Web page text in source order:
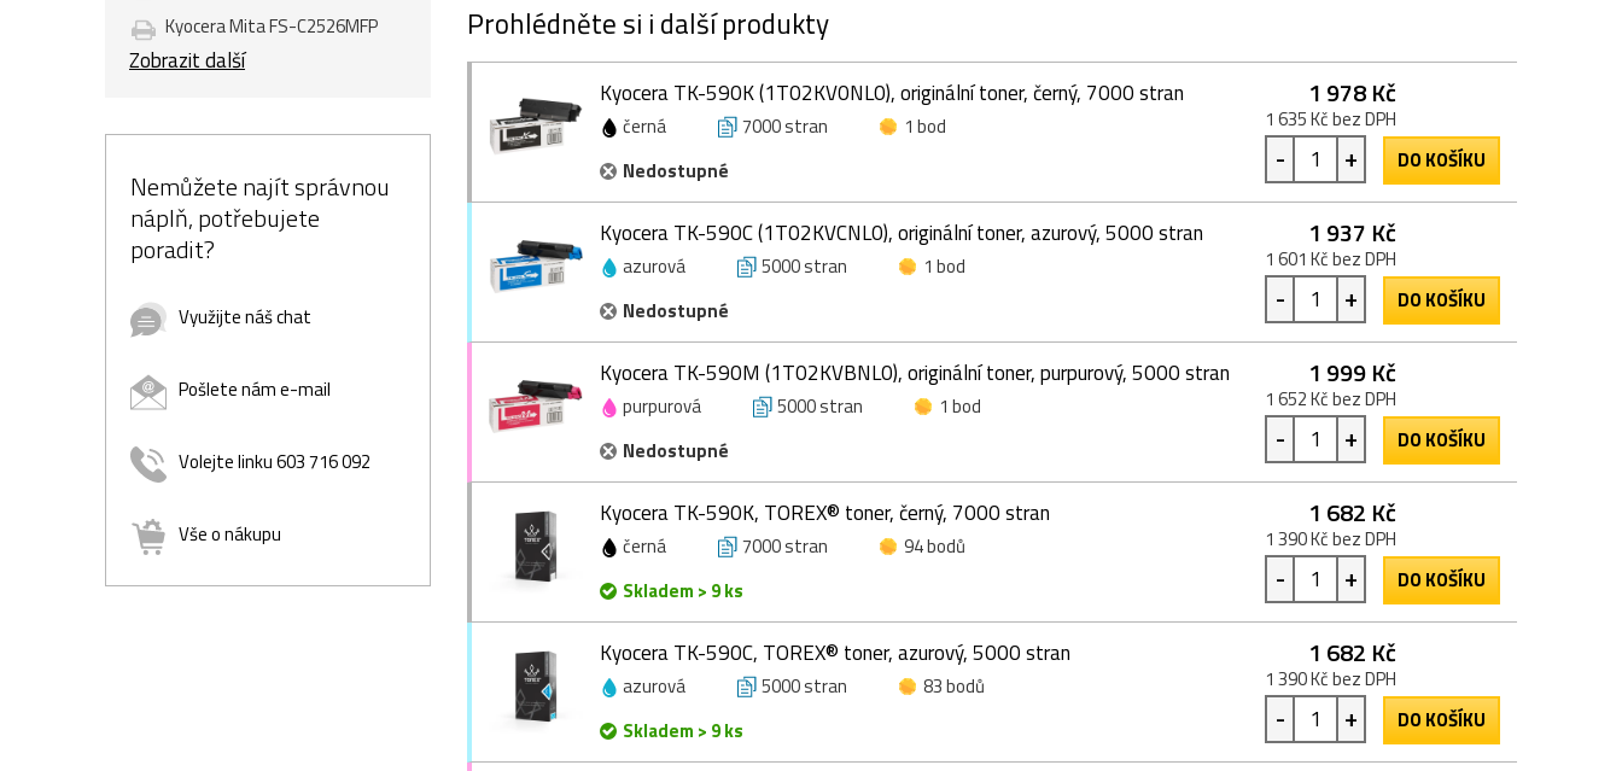
Kyocera Mita FS-C2526MFP
Zobrazit další
Nemůžete najít správnou
náplň, potřebujete
poradit?
Využijte náš chat
Pošlete nám e-mail
Volejte linku 603 716 092
Vše o nákupu
Prohlédněte si i další produkty
Kyocera TK-590K (1T02KV0NL0), originální toner, černý, 7000 stran
černá 7000 stran
1 bod
Nedostupné
1 978 Kč
1 635 Kč bez DPH
- + DO KOŠÍKU
Kyocera TK-590C (1T02KVCNL0), originální toner, azurový, 5000 stran
azurová 5000 stran
1 bod
Nedostupné
1 937 Kč
1 601 Kč bez DPH
- + DO KOŠÍKU
Kyocera TK-590M (1T02KVBNL0), originální toner, purpurový, 5000 stran
purpurová 5000 stran
1 bod
Nedostupné
1 999 Kč
1 652 Kč bez DPH
- + DO KOŠÍKU
Kyocera TK-590K, TOREX® toner, černý, 7000 stran
černá 7000 stran
94 bodů
Skladem > 9 ks
1 682 Kč
1 390 Kč bez DPH
- + DO KOŠÍKU
Kyocera TK-590C, TOREX® toner, azurový, 5000 stran
azurová 5000 stran
83 bodů
Skladem > 9 ks
1 682 Kč
1 390 Kč bez DPH
- + DO KOŠÍKU